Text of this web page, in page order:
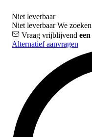
Niet leverbaar
Niet leverbaarWe
Vraag vrijblijvend
Alternatief aanvragen